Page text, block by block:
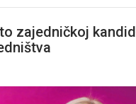
zajedničkoj